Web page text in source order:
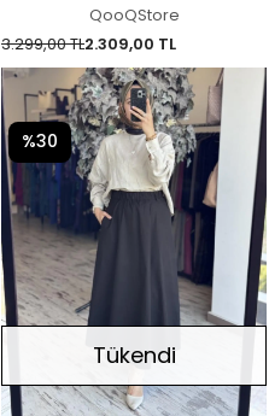
QooQStore
3.299,00 TL2.309,00 TL
Tükendi
%30